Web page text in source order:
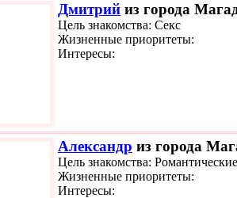
Дмитрий из города
Цель знакомства: Секс
Жизненные приоритеты:
Интересы:
Александр из города
Цель знакомства:
Жизненные приоритеты:
Интересы: